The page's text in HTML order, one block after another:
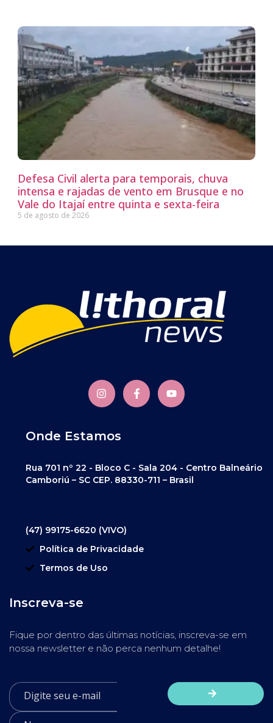
Defesa Civil alerta para temporais, chuva
intensa e rajadas de vento em Brusque e no
Vale do Itajaí entre quinta e sexta-feira
5 de agosto de 2026
Onde Estamos
Rua 701 nº 22 - Bloco C - Sala 204 - Centro Balneário
Camboriú – SC CEP. 88330-711 – Brasil
(47) 99175-6620 (VIVO)
Política de Privacidade
Termos de Uso
Inscreva-se
Fique por dentro das últimas notícias, inscreva-se em
nossa newsletter e não perca nenhum detalhe!